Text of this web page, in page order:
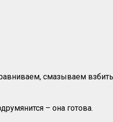
смазываем
– она готова.